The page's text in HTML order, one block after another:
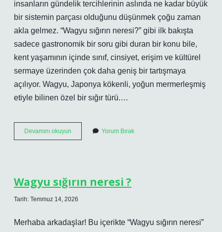
insanların gündelik tercihlerinin aslında ne kadar büyük
bir sistemin parçası olduğunu düşünmek çoğu zaman
akla gelmez. “Wagyu sığırın neresi?” gibi ilk bakışta
sadece gastronomik bir soru gibi duran bir konu bile,
kent yaşamının içinde sınıf, cinsiyet, erişim ve kültürel
sermaye üzerinden çok daha geniş bir tartışmaya
açılıyor. Wagyu, Japonya kökenli, yoğun mermerleşmiş
etiyle bilinen özel bir sığır türü.…
Devamını okuyun
sığırın
Yorum Bırak
Wagyu sığırın neresi ?
Tarih: Temmuz 14, 2026
Merhaba arkadaşlar! Bu içerikte “Wagyu sığırın neresi”